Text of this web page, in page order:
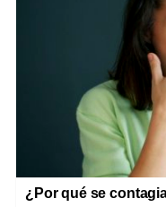
¿Por qué se